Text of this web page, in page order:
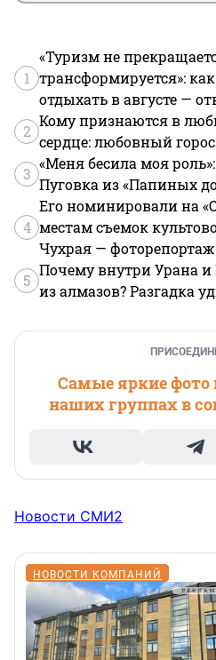
1
«Туризм не
трансформируется»:
отдыхать в августе —
2
Кому признаются в
сердце: любовный
3
«Меня бесила моя
Пуговка из «Папиных
4
Его номинировали на
местам съемок
Чухрая — фоторепортаж
5
Почему внутри Урана
из алмазов? Разгадка
Самые яркие фото
наших группах в
Новости СМИ2
НОВОСТИ КОМПАНИЙ